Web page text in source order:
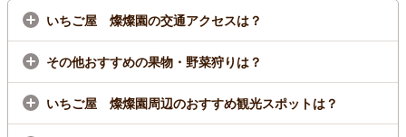
いちご屋 燦燦園の交通アクセスは？
その他おすすめの果物・野菜狩りは？
いちご屋 燦燦園周辺のおすすめ観光スポットは？